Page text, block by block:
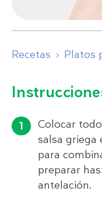
Recetas Platos
Colocar
salsa griega
para
preparar
antelación.